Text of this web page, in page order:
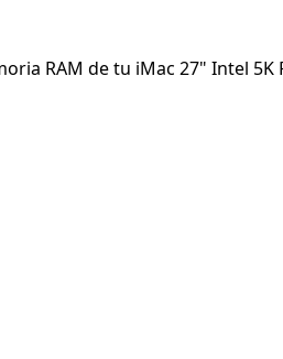
RAM de tu iMac 27" Intel 5K